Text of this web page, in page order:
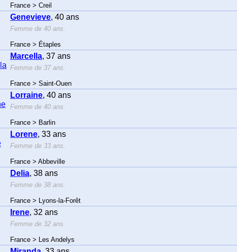
France > Creil
Genevieve, 40 ans
Femme de 40 ans.
France > Étaples
Marcella, 37 ans
Femme de 37 ans.
France > Saint-Ouen
Lorraine, 40 ans
Femme de 40 ans.
France > Barlin
Lorene, 33 ans
Femme de 33 ans.
France > Abbeville
Delia, 38 ans
Femme de 38 ans.
France > Lyons-la-Forêt
Irene, 32 ans
Femme de 32 ans.
France > Les Andelys